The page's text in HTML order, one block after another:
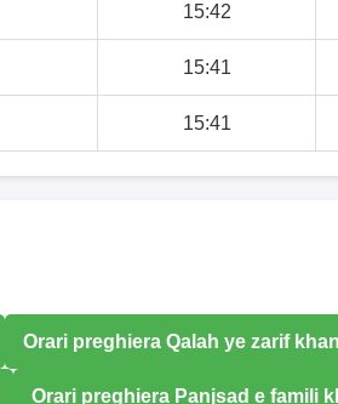
15:42
15:41
15:41
Orari preghiera Qalah ye zarif
Orari preghiera Panjsad e famili